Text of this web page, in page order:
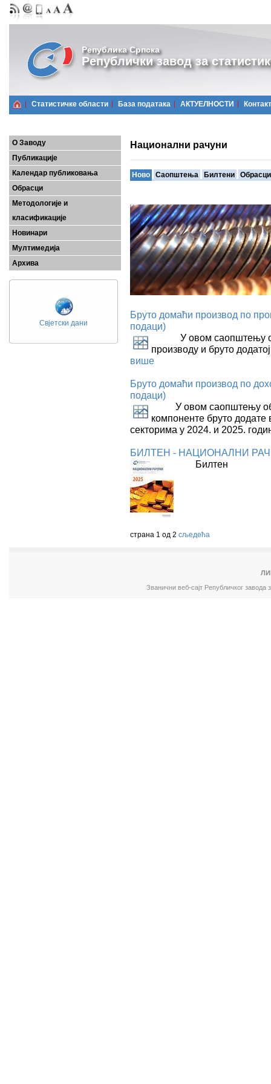
Република Српска
Републички завод за
Статистичке области Базa података АКТУЕЛНОСТИ Контакт
О Заводу
Публикације
Календар публиковања
Обрасци
Методологије и
класификације
Новинари
Мултимедија
Архива
Свјетски дани
Национални рачуни
Ново Саопштења Билтени Обрасци
Бруто домаћи производ по
подаци)
У овом саопштењу
производу и бруто
више
Бруто домаћи производ по
подаци)
У овом саопштењу
компоненте бруто додате
секторима у 2024. и 2025.
БИЛТЕН - НАЦИОНАЛНИ
страна 1 од 2 сљедећа
Званични веб-сајт Републичког